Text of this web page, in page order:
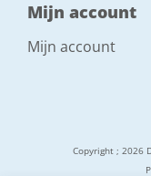
Mijn account
Mijn account
Copyright ; 2026